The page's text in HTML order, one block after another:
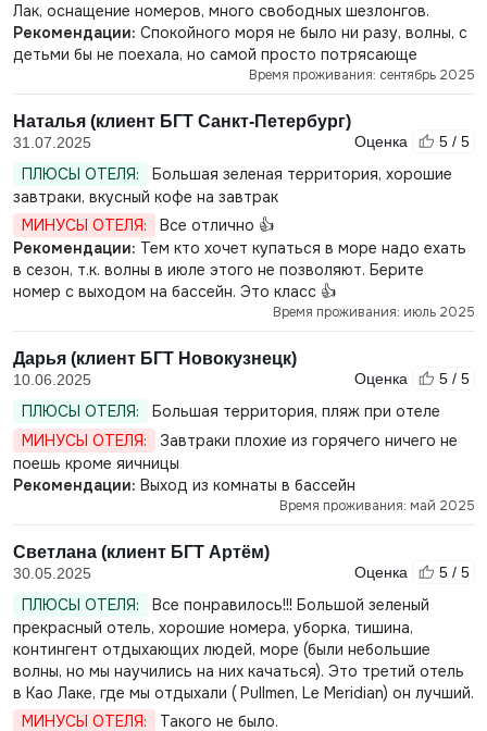
Лак, оснащение номеров, много свободных шезлонгов.
Рекомендации: Спокойного моря не было ни разу, волны, с
детьми бы не поехала, но самой просто потрясающе
Время проживания: сентябрь 2025
Наталья (клиент БГТ Санкт-Петербург)
31.07.2025 Оценка 5 / 5
ПЛЮСЫ ОТЕЛЯ:
Большая зеленая территория, хорошие
завтраки, вкусный кофе на завтрак
МИНУСЫ ОТЕЛЯ:
Все отлично 👍
Рекомендации: Тем кто хочет купаться в море надо ехать
в сезон, т.к. волны в июле этого не позволяют. Берите
номер с выходом на бассейн. Это класс 👍
Время проживания: июль 2025
Дарья (клиент БГТ Новокузнецк)
10.06.2025 Оценка 5 / 5
ПЛЮСЫ ОТЕЛЯ:
Большая территория, пляж при отеле
МИНУСЫ ОТЕЛЯ:
Завтраки плохие из горячего ничего не
поешь кроме яичницы
Рекомендации: Выход из комнаты в бассейн
Время проживания: май 2025
Светлана (клиент БГТ Артём)
30.05.2025 Оценка 5 / 5
ПЛЮСЫ ОТЕЛЯ:
Все понравилось!!! Большой зеленый
прекрасный отель, хорошие номера, уборка, тишина,
контингент отдыхающих людей, море (были небольшие
волны, но мы научились на них качаться). Это третий отель
в Као Лаке, где мы отдыхали ( Pullmen, Le Meridian) он лучший.
МИНУСЫ ОТЕЛЯ:
Такого не было.